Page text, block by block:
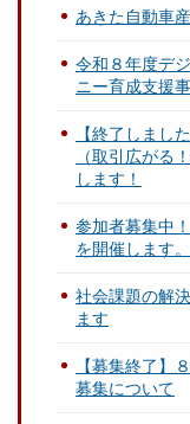
あきた自動車
令和８年度デ
ニー育成支援
【終了しまし
（取引広がる
します！
参加者募集中
を開催します
社会課題の解
ます
【募集終了】
募集について